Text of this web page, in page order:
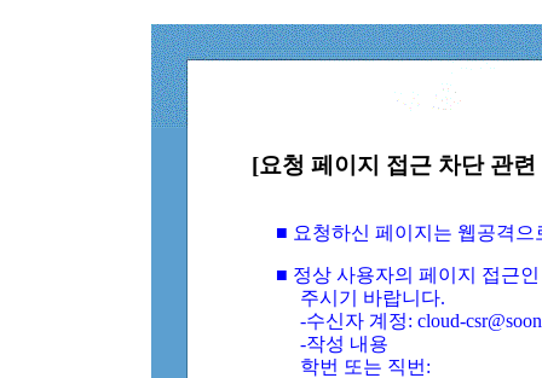
[요청 페이지 접근 차단 관
■ 요청하신 페이지는 웹공격
■ 정상 사용자의 페이지 접근
주시기 바랍니다.
-수신자 계정: cloud-
-작성 내용
학번 또는 직번: